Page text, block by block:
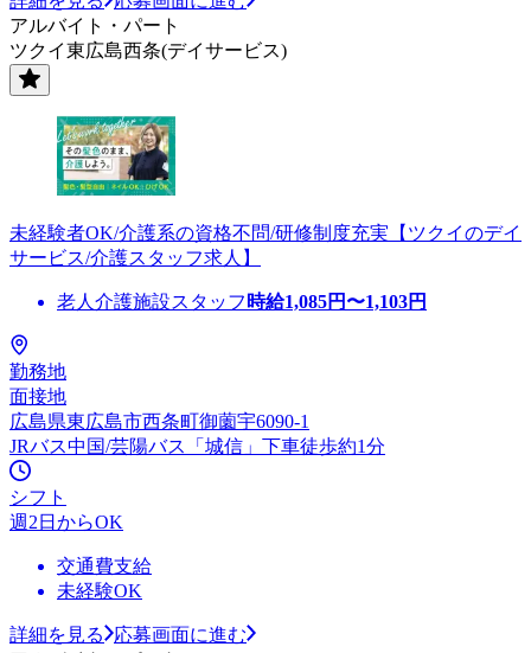
アルバイト・パート
ツクイ東広島西条(デイサービス)
未経験者OK/介護系の資格不問/研修制度充実【ツクイのデイ
サービス/介護スタッフ求人】
老人介護施設スタッフ 時給1,085円〜1,103円
勤務地
面接地
広島県東広島市西条町御薗宇6090-1
JRバス中国/芸陽バス「城信」下車徒歩約1分
シフト
週2日からOK
交通費支給
未経験OK
詳細を見る
応募画面に進む